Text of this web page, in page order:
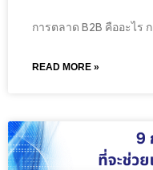
การตลาด B2B คืออะไร
READ MORE »